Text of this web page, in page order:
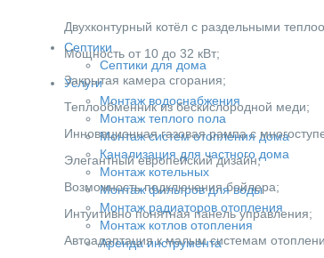
Септики
Септики для дома
Услуги
Монтаж водоснабжения
Монтаж теплого пола
Монтаж систем отопления дома
Канализация для частного дома
Монтаж котельных
Монтаж фильтров для воды
Монтаж радиаторов отопления
Монтаж котлов отопления
Аренда инструмента
Двухконтурный котёл с раздельными
Мощность от 10 до 32 кВт;
Закрытая камера сгорания;
Теплообменник из бескислородной меди;
Инновационная газовая рампа с
Элегантный европейский дизайн;
Возможность подключения бойлера;
Интуитивно понятная панель управления;
Автоадаптация к малым системам